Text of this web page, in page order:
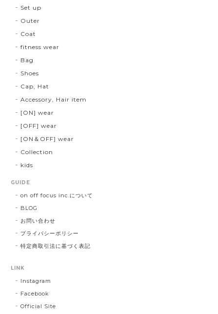
Set up
Outer
Coat
fitness wear
Bag
Shoes
Cap, Hat
Accessory, Hair item
[ON] wear
[OFF] wear
[ON＆OFF] wear
Collection
kids
GUIDE
on off focus inc.について
BLOG
お問い合わせ
プライバシーポリシー
特定商取引法に基づく表記
LINK
Instagram
Facebook
Official Site